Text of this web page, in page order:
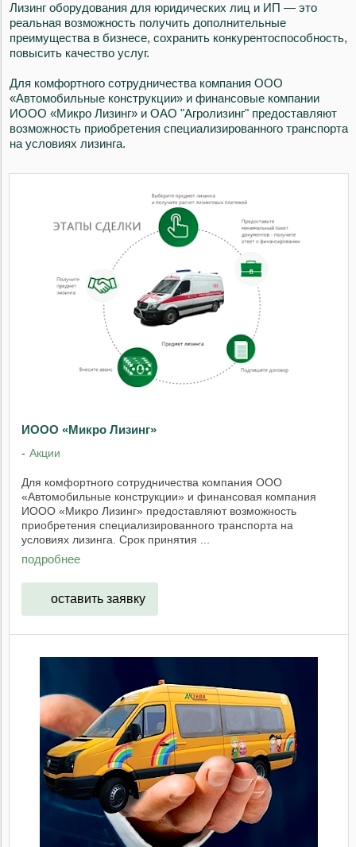
Лизинг оборудования для юридических лиц и ИП — это
реальная возможность получить дополнительные
преимущества в бизнесе, сохранить конкурентоспособность,
повысить качество услуг.
Для комфортного сотрудничества компания ООО
«Автомобильные конструкции» и финансовые компании
ИООО «Микро Лизинг» и ОАО "Агролизинг" предоставляют
возможность приобретения специализированного транспорта
на условиях лизинга.
ИООО «Микро Лизинг»
Акции
Для комфортного сотрудничества компания ООО
«Автомобильные конструкции» и финансовая компания
ИООО «Микро Лизинг» предоставляют возможность
приобретения специализированного транспорта на
условиях лизинга. Срок принятия ...
подробнее
оставить заявку